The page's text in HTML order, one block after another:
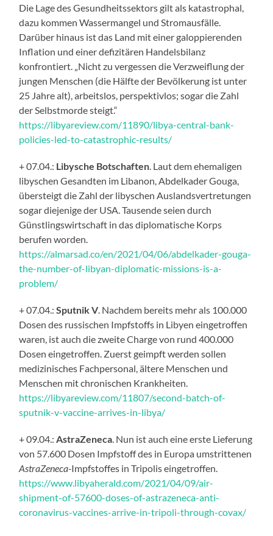
Die Lage des Gesundheitssektors gilt als katastrophal,
dazu kommen Wassermangel und Stromausfälle.
Darüber hinaus ist das Land mit einer galoppierenden
Inflation und einer defizitären Handelsbilanz
konfrontiert. „Nicht zu vergessen die Verzweiflung der
jungen Menschen (die Hälfte der Bevölkerung ist unter
25 Jahre alt), arbeitslos, perspektivlos; sogar die Zahl
der Selbstmorde steigt.“
https://libyareview.com/11890/libya-central-bank-
policies-led-to-catastrophic-results/
+ 07.04.: Libysche Botschaften . Laut dem ehemaligen
libyschen Gesandten im Libanon, Abdelkader Gouga,
übersteigt die Zahl der libyschen Auslandsvertretungen
sogar diejenige der USA. Tausende seien durch
Günstlingswirtschaft in das diplomatische Korps
berufen worden.
https://almarsad.co/en/2021/04/06/abdelkader-gouga-
the-number-of-libyan-diplomatic-missions-is-a-
problem/
+ 07.04.:Sputnik V . Nachdem bereits mehr als 100.000
Dosen des russischen Impfstoffs in Libyen eingetroffen
waren, ist auch die zweite Charge von rund 400.000
Dosen eingetroffen. Zuerst geimpft werden sollen
medizinisches Fachpersonal, ältere Menschen und
Menschen mit chronischen Krankheiten.
https://libyareview.com/11807/second-batch-of-
sputnik-v-vaccine-arrives-in-libya/
+ 09.04.: AstraZeneca . Nun ist auch eine erste Lieferung
von 57.600 Dosen Impfstoff des in Europa umstrittenen
AstraZeneca-Impfstoffes in Tripolis eingetroffen.
https://www.libyaherald.com/2021/04/09/air-
shipment-of-57600-doses-of-astrazeneca-anti-
coronavirus-vaccines-arrive-in-tripoli-through-covax/